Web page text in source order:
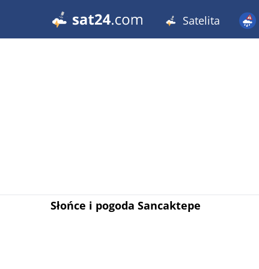
Satelita
Słońce i pogoda Sancaktepe